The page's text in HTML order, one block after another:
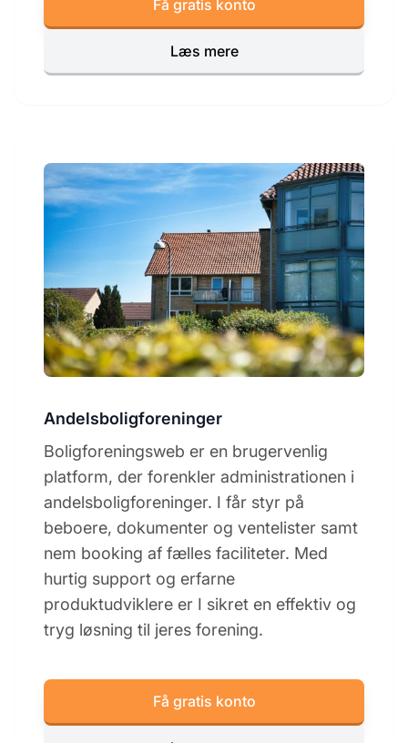
Få gratis konto
Læs mere
Andelsboligforeninger
Boligforeningsweb er en brugervenlig
platform, der forenkler administrationen i
andelsboligforeninger. I får styr på
beboere, dokumenter og ventelister samt
nem booking af fælles faciliteter. Med
hurtig support og erfarne
produktudviklere er I sikret en effektiv og
tryg løsning til jeres forening.
Få gratis konto